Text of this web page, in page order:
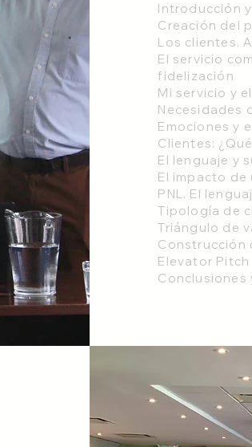
Introducción
Creación del
Los clientes.
El servicio
fidelización
Mi servicio y
Necesidades
Emociones y
Clientes:
El lenguaje y
El impacto de
PNL. El
Tipología de
Triángulo de
Construcción
Elevator Pitch
Conclusiones